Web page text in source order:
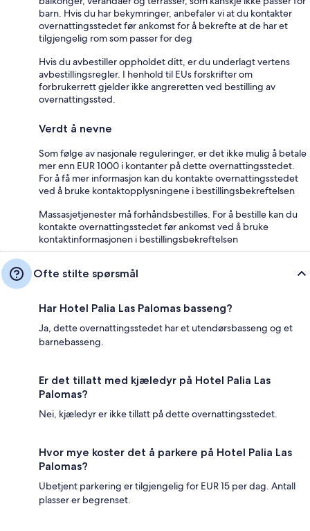
barn. Hvis du har bekymringer, anbefaler vi at du kontakter
overnattingsstedet før ankomst for å bekrefte at de har et
tilgjengelig rom som passer for deg
Hvis du avbestiller oppholdet ditt, er du underlagt vertens
avbestillingsregler. I henhold til EUs forskrifter om
forbrukerrett gjelder ikke angreretten ved bestilling av
overnattingssted.
Verdt å nevne
Som følge av nasjonale reguleringer, er det ikke mulig å betale
mer enn EUR 1000 i kontanter på dette overnattingsstedet.
For å få mer informasjon kan du kontakte overnattingsstedet
ved å bruke kontaktopplysningene i bestillingsbekreftelsen
Massasjetjenester må forhåndsbestilles. For å bestille kan du
kontakte overnattingsstedet før ankomst ved å bruke
kontaktinformasjonen i bestillingsbekreftelsen
Ofte stilte spørsmål
Har Hotel Palia Las Palomas basseng?
Ja, dette overnattingsstedet har et utendørsbasseng og et
barnebasseng.
Er det tillatt med kjæledyr på Hotel Palia Las
Palomas?
Nei, kjæledyr er ikke tillatt på dette overnattingsstedet.
Hvor mye koster det å parkere på Hotel Palia Las
Palomas?
Ubetjent parkering er tilgjengelig for EUR 15 per dag. Antall
plasser er begrenset.